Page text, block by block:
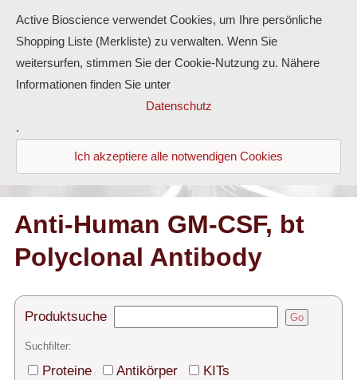
Antikörper
ELISA-Kits
Diaclone Produkte
Home
Kontakt
Anti-Human GM-CSF, bt
Polyclonal Antibody
Produktsuche Go
Suchfilter:
Proteine Antikörper
KITs
Active Bioscience verwendet Cookies, um Ihre persönliche
Shopping Liste (Merkliste) zu verwalten. Wenn Sie
weitersurfen, stimmen Sie der Cookie-Nutzung zu. Nähere
Informationen finden Sie unter
Datenschutz
.
Ich akzeptiere alle notwendigen Cookies